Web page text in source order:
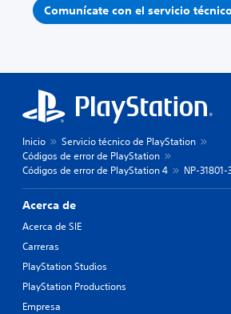
Comunícate con el servicio
Inicio
Servicio técnico de PlayStation
Códigos de error de PlayStation
Códigos de error de PlayStation 4
NP-31801-
Acerca de
Acerca de SIE
Carreras
PlayStation Studios
PlayStation Productions
Empresa